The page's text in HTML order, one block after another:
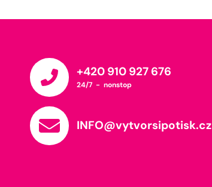
+420 910 927 676
24/7 - nonstop
INFO@vytvorsipotisk.cz